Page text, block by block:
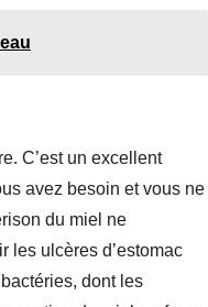
C’est un excellent
avez besoin et vous ne
du miel ne
les ulcères d’estomac
dont les